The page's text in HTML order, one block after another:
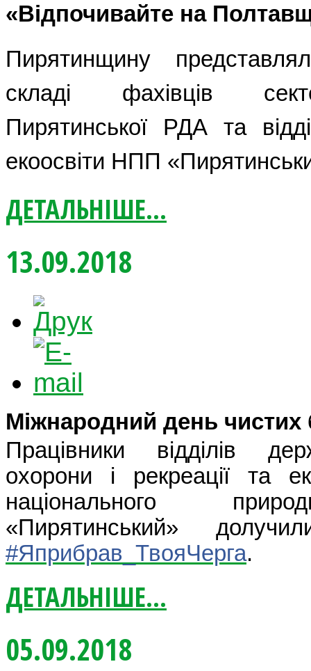
«Відпочивайте на
Пирятинщину
складі фахівців
Пирятинської РДА та
екоосвіти НПП
ДЕТАЛЬНІШЕ...
13.09.2018
Міжнародний день чистих
Працівники відділів
охорони і рекреації та
національного
«Пирятинський»
#Яприбрав_ТвояЧерга.
ДЕТАЛЬНІШЕ...
05.09.2018